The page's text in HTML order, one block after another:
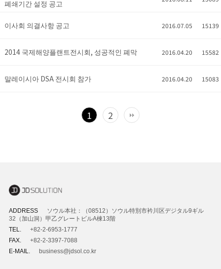
폐쇄기간 설정 공고
이사회 의결사항 공고 2016.07.05 15139
2014 국제해양플랜트전시회, 성공적인 폐막 2016.04.20 15582
말레이시아 DSA 전시회 참가 2016.04.20 15083
1 2
ADDRESS
ソウル本社：（08512）ソウル特別市衿川区デジタル9ギル
32（加山洞）甲乙グレートビルA棟13階
TEL.
+82-2-6953-1777
FAX.
+82-2-3397-7088
E-MAIL.
business@jdsol.co.kr